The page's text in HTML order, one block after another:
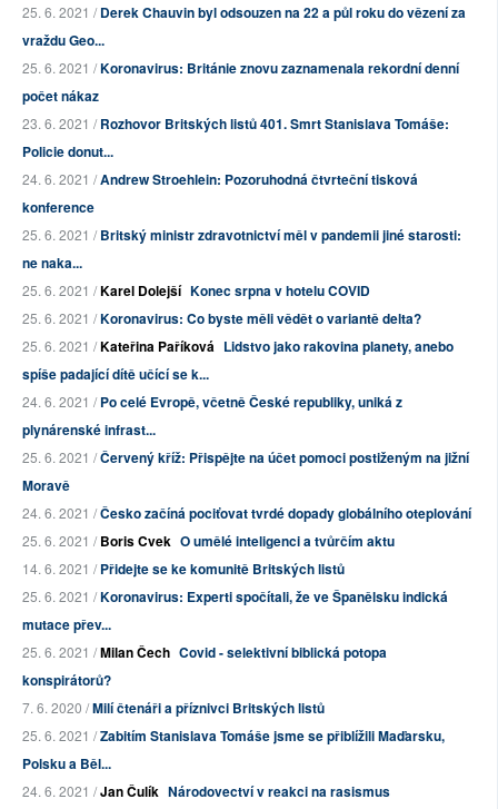
25. 6. 2021 /Derek Chauvin byl odsouzen na 22 a půl roku do vězení za
vraždu Geo...
25. 6. 2021 /Koronavirus: Británie znovu zaznamenala rekordní denní
počet nákaz
23. 6. 2021 /Rozhovor Britských listů 401. Smrt Stanislava Tomáše:
Policie donut...
24. 6. 2021 /Andrew Stroehlein: Pozoruhodná čtvrteční tisková
konference
25. 6. 2021 /Britský ministr zdravotnictví měl v pandemii jiné starosti:
ne naka...
25. 6. 2021 /Karel Dolejší Konec srpna v hotelu COVID
25. 6. 2021 /Koronavirus: Co byste měli vědět o variantě delta?
25. 6. 2021 /Kateřina Paříková Lidstvo jako rakovina planety, anebo
spíše padající dítě učící se k...
24. 6. 2021 /Po celé Evropě, včetně České republiky, uniká z
plynárenské infrast...
25. 6. 2021 /Červený kříž: Přispějte na účet pomoci postiženým na jižní
Moravě
24. 6. 2021 /Česko začíná pociťovat tvrdé dopady globálního oteplování
25. 6. 2021 /Boris Cvek O umělé inteligenci a tvůrčím aktu
14. 6. 2021 /Přidejte se ke komunitě Britských listů
25. 6. 2021 /Koronavirus: Experti spočítali, že ve Španělsku indická
mutace přev...
25. 6. 2021 /Milan Čech Covid - selektivní biblická potopa
konspirátorů?
7. 6. 2020 /Milí čtenáři a příznivci Britských listů
25. 6. 2021 /Zabitím Stanislava Tomáše jsme se přiblížili Maďarsku,
Polsku a Běl...
24. 6. 2021 /Jan Čulík Národovectví v reakci na rasismus